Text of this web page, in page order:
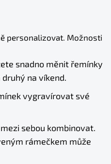
personalizovat. Možnosti
snadno měnit řemínky
na víkend.
vygravírovat své
sebou kombinovat.
rámečkem může